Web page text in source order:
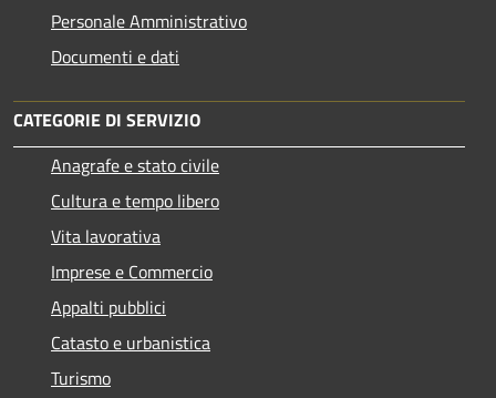
Personale Amministrativo
Documenti e dati
CATEGORIE DI SERVIZIO
Anagrafe e stato civile
Cultura e tempo libero
Vita lavorativa
Imprese e Commercio
Appalti pubblici
Catasto e urbanistica
Turismo